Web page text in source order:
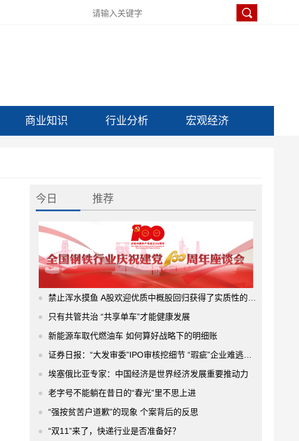
商业知识 行业分析 宏观经济
今日 推荐
禁止浑水摸鱼 A股欢迎优质中概股回归获得了实质性的进展
只有共管共治 “共享单车”才能健康发展
新能源车取代燃油车 如何算好战略下的明细账
证券日报：“大发审委”IPO审核挖细节 “瑕疵”企业难逃法眼
埃塞俄比亚专家：中国经济是世界经济发展重要推动力
老字号不能躺在昔日的“春光”里不思上进
“强按贫苦户道歉”的现象 个案背后的反思
“双11”来了，快递行业是否准备好？